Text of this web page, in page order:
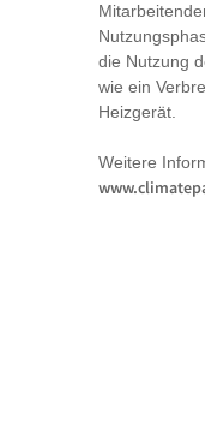
die Nutzung
wie ein
Heizgerät.
Weitere